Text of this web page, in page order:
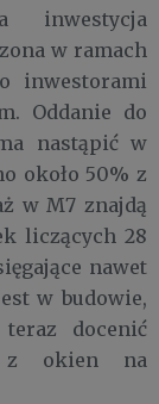
inwestycja
w ramach
inwestorami
Oddanie do
nastąpić w
około 50% z
w M7 znajdą
liczących 28
nawet
w budowie,
docenić
z okien na